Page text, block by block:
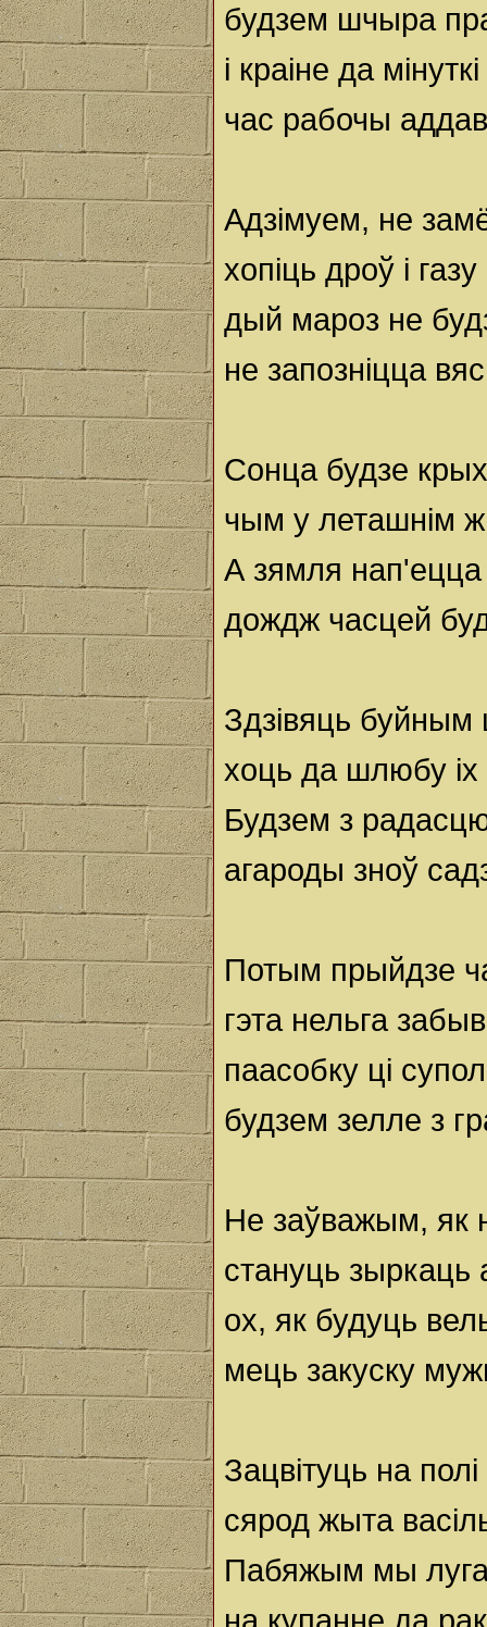
будзем шчыра
і краіне да мінуткі
час рабочы
Адзімуем, не
хопіць дроў і
дый мароз не
не запозніцца
Сонца будзе
чым у леташнім
А зямля
дождж часцей
Здзівяць буйным
хоць да шлюбу іх
Будзем з
агароды зноў
Потым прыйдзе
гэта нельга
паасобку ці
будзем зелле з
Не заўважым, як
стануць зыркаць
ох, як будуць
мець закуску
Зацвітуць на
сярод жыта
Пабяжым мы